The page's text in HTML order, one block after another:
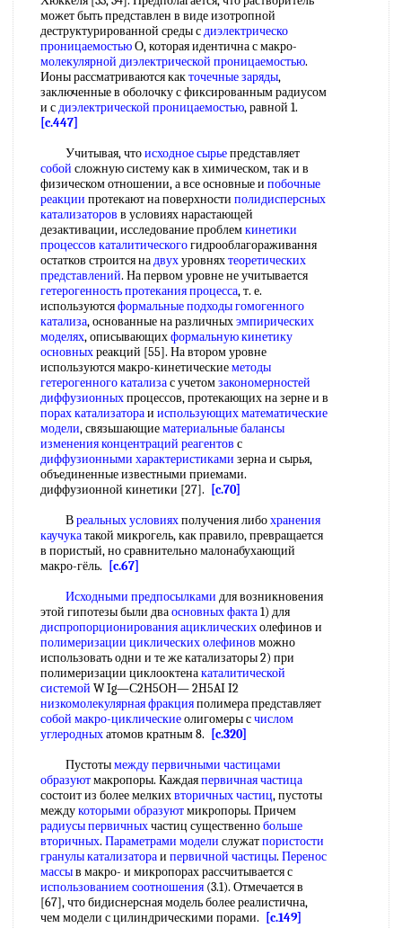
может быть представлен в виде изотропной
деструктурированной среды сдиэлектрическо
проницаемостьюО, которая идентична с макро-
молекулярной диэлектрической проницаемостью.
Ионы рассматриваются какточечные заряды,
заключенные в оболочку с фиксированным радиусом
и сдиэлектрической проницаемостью, равной 1.
[c.447]
Учитывая, чтоисходное сырьепредставляет
собой сложную систему как в химическом, так и в
физическом отношении, а все основные и побочные
реакции протекают на поверхности полидисперсных
катализаторов в условиях нарастающей
дезактивации, исследование проблемкинетики
процессов каталитическогогидрооблагораживання
остатков строится надвухуровняхтеоретических
представлений. На первом уровне не учитывается
гетерогенность протекания процесса, т. е.
используютсяформальные подходыгомогенного
катализа, основанные на различныхэмпирических
моделях, описывающихформальную кинетику
основныхреакций [55]. На втором уровне
используются макро-кинетическиеметоды
гетерогенного катализас учетомзакономерностей
диффузионныхпроцессов, протекающих на зерне и в
порах катализатораи использующих математические
модели, связьшающиематериальные балансы
измененияконцентраций реагентов с
диффузионными характеристиками зерна и сырья,
объединенные известными приемами.
диффузионной кинетики [27].
[c.70]
Вреальных условияхполучения либохранения
каучукатакой микрогель, как правило, превращается
в пористый, но сравнительно малонабухающий
макро-гёль.
[c.67]
Исходными предпосылками для возникновения
этой гипотезы были дваосновных факта1) для
диспропорционирования ациклическихолефинов и
полимеризации циклических олефинов можно
использовать одни и те же катализаторы 2) при
полимеризации циклооктенакаталитической
системой W Ig—С2Н5ОН— 2H5AI I2
низкомолекулярная фракцияполимера представляет
собой макро-циклическиеолигомеры счислом
углеродныхатомов кратным 8.
[c.320]
Пустотымежду первичными частицами
образуютмакропоры. Каждаяпервичная частица
состоит из более мелкихвторичных частиц, пустоты
междукоторыми образуютмикропоры. Причем
радиусы первичныхчастиц существеннобольше
вторичных. Параметрами модели служатпористости
гранулы катализатораи первичной частицы. Перенос
массыв макро- и микропорах рассчитывается с
использованием соотношения (3.1). Отмечается в
[67], что бидиснерсная модель более реалистична,
чем модели с цилиндрическими порами.
[c.149]